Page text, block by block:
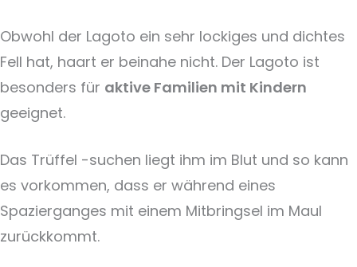
Obwohl der Lagoto ein sehr lockiges und dichtes
Fell hat, haart er beinahe nicht. Der Lagoto ist
besonders für aktive Familien mit Kindern
geeignet.
Das Trüffel -suchen liegt ihm im Blut und so kann
es vorkommen, dass er während eines
Spazierganges mit einem Mitbringsel im Maul
zurückkommt.